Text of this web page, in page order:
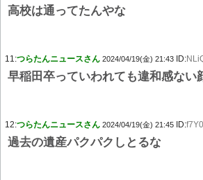
高校は通ってたんやな
11:つらたんニュースさん 2024/04/19(金) 21:43 ID:
早稲田卒っていわれても違和感ない
12:つらたんニュースさん 2024/04/19(金) 21:45 ID:
過去の遺産パクパクしとるな